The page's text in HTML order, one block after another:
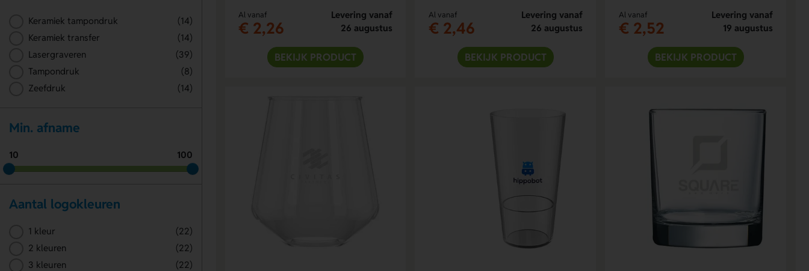
Al vanaf
€ 2,26
Levering vanaf
26 augustus
BEKIJK PRODUCT
Al vanaf
€ 2,46
Levering vanaf
26 augustus
BEKIJK PRODUCT
Al vanaf
€ 2,52
Levering vanaf
19 augustus
BEKIJK PRODUCT
Keramiek tampondruk
(14)
Keramiek transfer
(14)
Lasergraveren
(39)
Tampondruk
(8)
Zeefdruk
(14)
Min. afname
10 100
Aantal logokleuren
1 kleur
(22)
2 kleuren
(22)
3 kleuren
(22)